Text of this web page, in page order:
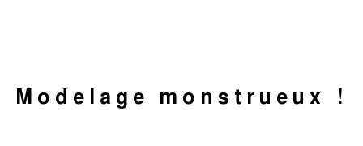
Modelage monstrueux !